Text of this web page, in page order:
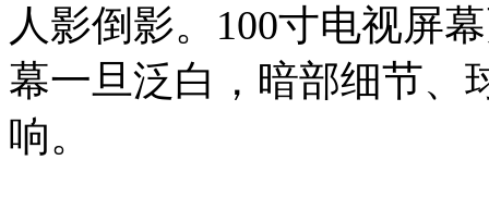
人影倒影。100寸电视屏
幕一旦泛白，暗部细节、
响。